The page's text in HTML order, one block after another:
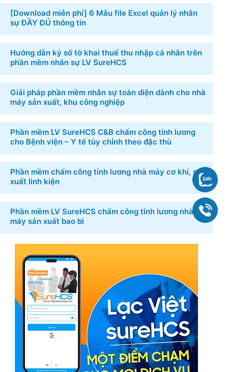
BÀI VIẾT MỚI
[Download miễn phí] 6 ​Mẫu file Excel quản lý nhân
sự​ ĐẦY ĐỦ thông tin
Hướng dẫn ký số tờ khai thuế thu nhập cá nhân
trên phần mềm nhân sự LV SureHCS
Giải pháp phần mềm nhân sự toàn diện dành cho
nhà máy sản xuất, khu công nghiệp
Phần mềm LV SureHCS C&B chấm công tính lương
cho Bệnh viện – Y tế tùy chỉnh theo đặc thù
Phần mềm chấm công tính lương nhà máy cơ khí,
sản xuất linh kiện
Phần mềm LV SureHCS chấm công tính lương nhà
máy sản xuất bao bì